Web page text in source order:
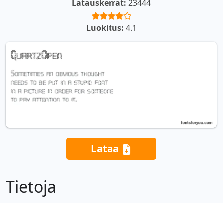
Latauskerrat: 23444
Luokitus: 4.1
Lataa
Tietoja